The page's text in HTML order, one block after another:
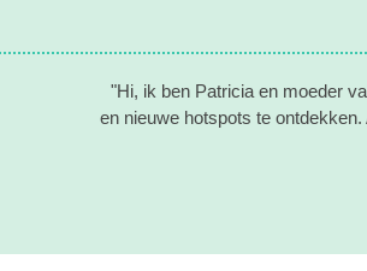
"Hi, ik ben Patricia en moeder
en nieuwe hotspots te